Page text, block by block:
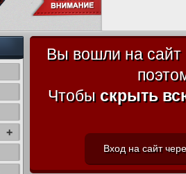
Вы вошли на сайт
Чтобы скрыть
Вход на сайт
+